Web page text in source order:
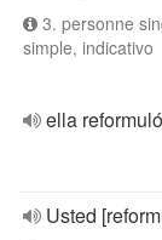
3. personne
simple, indicativo
ella reformuló
Usted